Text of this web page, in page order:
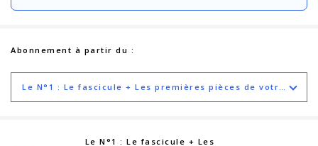
Abonnement à partir du :
Le N°1 : Le fascicule + Les premières pièces de votre maquette
Le N°1 : Le fascicule + Les